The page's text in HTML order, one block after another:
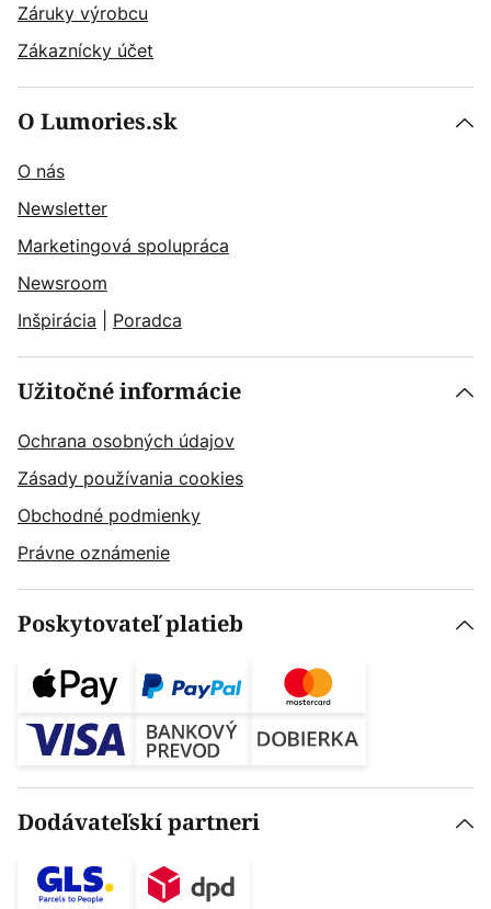
Záruky výrobcu
Zákaznícky účet
O Lumories.sk
O nás
Newsletter
Marketingová spolupráca
Newsroom
Inšpirácia
Poradca
Užitočné informácie
Ochrana osobných údajov
Zásady používania cookies
Obchodné podmienky
Právne oznámenie
Poskytovateľ platieb
Dodávateľskí partneri